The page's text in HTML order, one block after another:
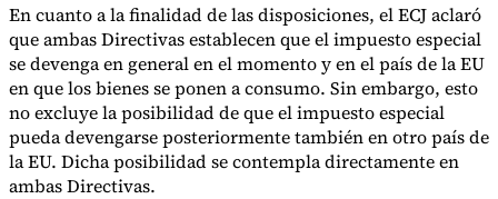
En cuanto a la finalidad de las disposiciones, el ECJ aclaró
que ambas Directivas establecen que el impuesto especial
se devenga en general en el momento y en el país de la EU
en que los bienes se ponen a consumo. Sin embargo, esto
no excluye la posibilidad de que el impuesto especial
pueda devengarse posteriormente también en otro país de
la EU. Dicha posibilidad se contempla directamente en
ambas Directivas.